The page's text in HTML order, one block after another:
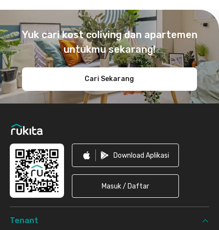
Yuk cari kost coliving dan apartemen
untukmu sekarang!
Cari Sekarang
Download Aplikasi
Masuk / Daftar
Tenant